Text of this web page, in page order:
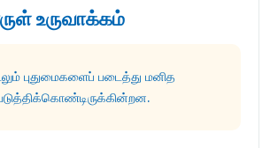
உருவாக்கம்
புதுமைகளைப் படைத்து மனித